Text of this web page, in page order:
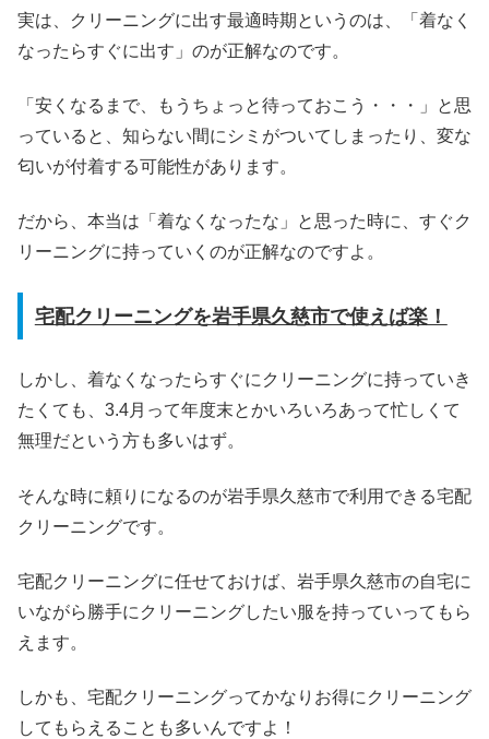
実は、クリーニングに出す最適時期というのは、「着なく
なったらすぐに出す」のが正解なのです。
「安くなるまで、もうちょっと待っておこう・・・」と思
っていると、知らない間にシミがついてしまったり、変な
匂いが付着する可能性があります。
だから、本当は「着なくなったな」と思った時に、すぐク
リーニングに持っていくのが正解なのですよ。
宅配クリーニングを岩手県久慈市で使えば楽！
しかし、着なくなったらすぐにクリーニングに持っていき
たくても、3.4月って年度末とかいろいろあって忙しくて
無理だという方も多いはず。
そんな時に頼りになるのが岩手県久慈市で利用できる宅配
クリーニングです。
宅配クリーニングに任せておけば、岩手県久慈市の自宅に
いながら勝手にクリーニングしたい服を持っていってもら
えます。
しかも、宅配クリーニングってかなりお得にクリーニング
してもらえることも多いんですよ！